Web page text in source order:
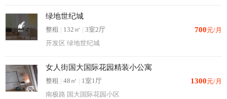
绿地世纪城
整租 | 132㎡ | 3室2厅 700元/月
开发区 绿地世纪城
女人街国大国际花园精装小公寓
整租 | 48㎡ | 1室1厅 1300元/月
南极路 国大国际花园小区